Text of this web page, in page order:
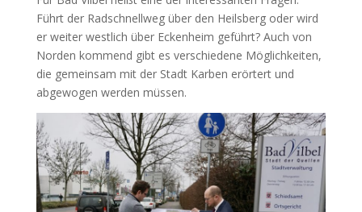
Führt der Radschnellweg über den Heilsberg oder wird
er weiter westlich über Eckenheim geführt? Auch von
Norden kommend gibt es verschiedene Möglichkeiten,
die gemeinsam mit der Stadt Karben erörtert und
abgewogen werden müssen.